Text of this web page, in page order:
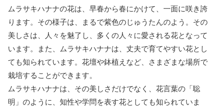
ムラサキハナナの花は、早春から春にかけて、一面に咲き誇
ります。その様子は、まるで紫色のじゅうたんのよう。その
美しさは、人々を魅了し、多くの人々に愛される花となって
います。また、ムラサキハナナは、丈夫で育てやすい花とし
ても知られています。花壇や鉢植えなど、さまざまな場所で
栽培することができます。
ムラサキハナナは、その美しさだけでなく、花言葉の「聡
明」のように、知性や学問を表す花としても知られていま